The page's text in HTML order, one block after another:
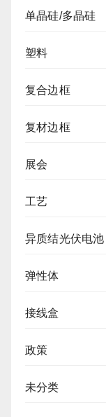
单晶硅/多晶硅
塑料
复合边框
复材边框
展会
工艺
异质结光伏电池
弹性体
接线盒
政策
未分类